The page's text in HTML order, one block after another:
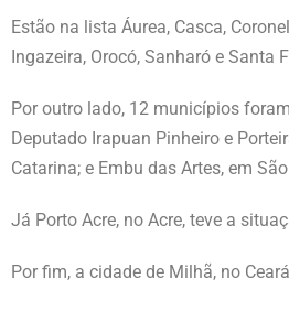
Estão na lista Áurea, Casca,
Ingazeira, Orocó, Sanharó e Santa
Por outro lado, 12 municípios
Deputado Irapuan Pinheiro e
Catarina; e Embu das Artes, em
Já Porto Acre, no Acre, teve a
Por fim, a cidade de Milhã, no